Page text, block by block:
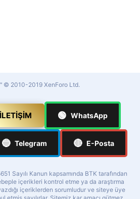
© 2010-2019 XenForo Ltd.
🟢 WhatsApp
🔵 Telegram 🔴 E-Posta
Sayılı Kanun kapsamında BTK tarafından
içerikleri kontrol etme ya da araştırma
içeriklerden sorumludur ve siteye üye